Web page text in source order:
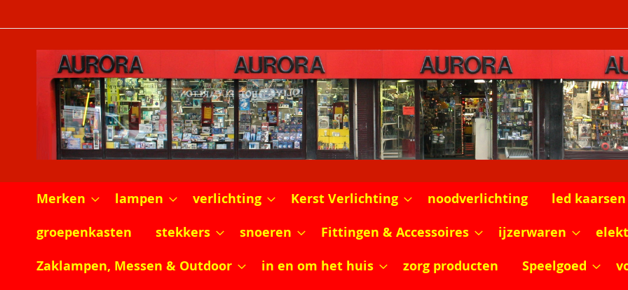
naar
inhoud
Merken lampen verlichting Kerst Verlichting noodverlichting led kaarsen
groepenkasten
stekkers snoeren Fittingen & Accessoires ijzerwaren
Zaklampen, Messen & Outdoor
in en om het huis zorg producten Speelgoed